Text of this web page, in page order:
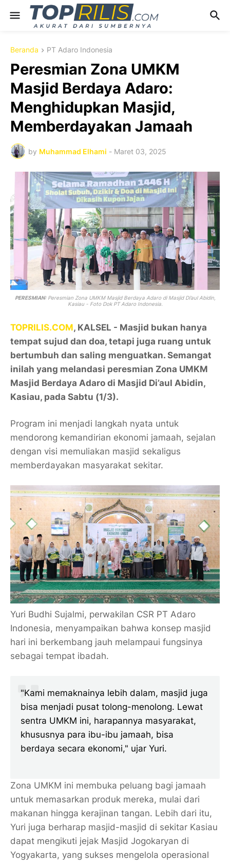
Beranda PT Adaro Indonesia
Peresmian Zona UMKM
Masjid Berdaya Adaro:
Menghidupkan Masjid,
Memberdayakan Jamaah
by Muhammad Elhami - Maret 03, 2025
PERESMIAN:Peresmian Zona UMKM Masjid Berdaya Adaro di Masjid Di’aul Abidin,
Kasiau - Foto Dok PT Adaro Indonesia.
TOPRILIS.COM, KALSEL - Masjid bukan hanya
tempat sujud dan doa, tetapi juga ruang untuk
bertumbuh dan saling menguatkan. Semangat
inilah yang melandasi peresmian Zona UMKM
Masjid Berdaya Adaro di Masjid Di’aul Abidin,
Kasiau, pada Sabtu (1/3).
Program ini menjadi langkah nyata untuk
mendorong kemandirian ekonomi jamaah, sejalan
dengan visi memuliakan masjid sekaligus
memberdayakan masyarakat sekitar.
Yuri Budhi Sujalmi, perwakilan CSR PT Adaro
Indonesia, menyampaikan bahwa konsep masjid
hari ini berkembang jauh melampaui fungsinya
sebagai tempat ibadah.
"Kami memaknainya lebih dalam, masjid juga
bisa menjadi pusat tolong-menolong. Lewat
sentra UMKM ini, harapannya masyarakat,
khususnya para ibu-ibu jamaah, bisa
berdaya secara ekonomi," ujar Yuri.
Zona UMKM ini membuka peluang bagi jamaah
untuk memasarkan produk mereka, mulai dari
makanan hingga kerajinan tangan. Lebih dari itu,
Yuri juga berharap masjid-masjid di sekitar Kasiau
dapat mengikuti jejak Masjid Jogokaryan di
Yogyakarta, yang sukses mengelola operasional